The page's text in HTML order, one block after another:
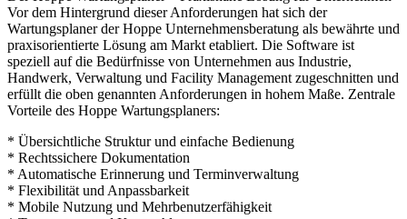
Vor dem Hintergrund dieser Anforderungen hat sich der
Wartungsplaner der Hoppe Unternehmensberatung als bewährte und
praxisorientierte Lösung am Markt etabliert. Die Software ist
speziell auf die Bedürfnisse von Unternehmen aus Industrie,
Handwerk, Verwaltung und Facility Management zugeschnitten und
erfüllt die oben genannten Anforderungen in hohem Maße. Zentrale
Vorteile des Hoppe Wartungsplaners:
* Übersichtliche Struktur und einfache Bedienung
* Rechtssichere Dokumentation
* Automatische Erinnerung und Terminverwaltung
* Flexibilität und Anpassbarkeit
* Mobile Nutzung und Mehrbenutzerfähigkeit